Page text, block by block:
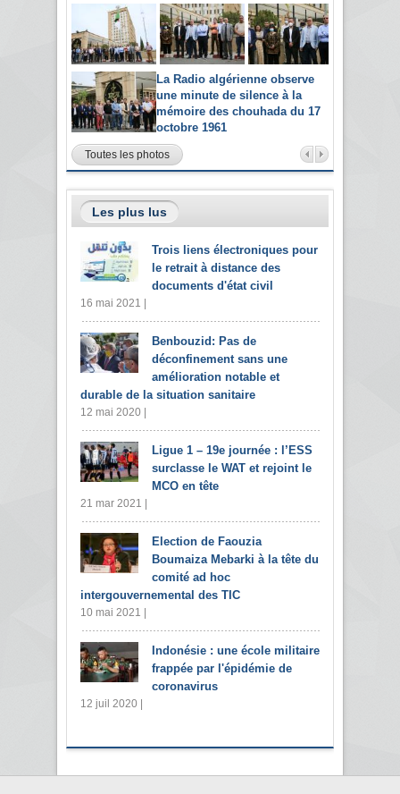
La Radio algérienne observe
une minute de silence à la
mémoire des chouhada du 17
octobre 1961
Toutes les photos
Les plus lus
Trois liens électroniques pour
le retrait à distance des
documents d'état civil
16 mai 2021 |
Benbouzid: Pas de
déconfinement sans une
amélioration notable et
durable de la situation sanitaire
12 mai 2020 |
Ligue 1 – 19e journée : l’ESS
surclasse le WAT et rejoint le
MCO en tête
21 mar 2021 |
Election de Faouzia
Boumaiza Mebarki à la tête du
comité ad hoc
intergouvernemental des TIC
10 mai 2021 |
Indonésie : une école militaire
frappée par l'épidémie de
coronavirus
12 juil 2020 |